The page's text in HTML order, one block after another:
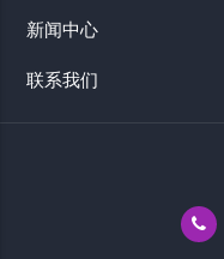
新闻中心
联系我们